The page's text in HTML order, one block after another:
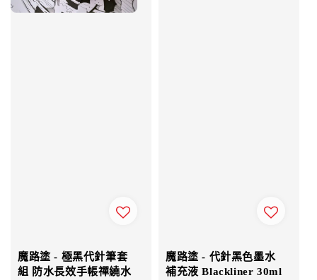
魔路塗 - 極黑代針筆套
組 防水長效手帳禪繞水
魔路塗 - 代針黑色墨水
補充液 Blackliner 30ml